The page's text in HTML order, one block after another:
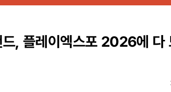
드, 플레이엑스포 2026에 다